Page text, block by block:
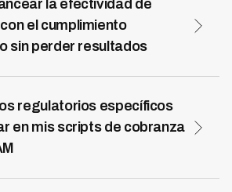
la efectividad de
el cumplimiento
sin perder resultados
y que respeten los tiempos y
pueden personalizar el mensaje
y su capacidad de pago,
regulatorios específicos
en mis scripts de cobranza